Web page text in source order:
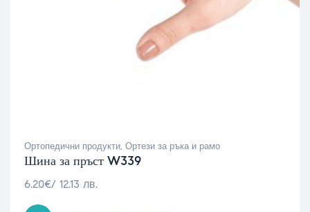
Ортопедични продукти, Ортези за ръка и рамо
Шина за пръст W339
6.20€/ 12.13 лв.